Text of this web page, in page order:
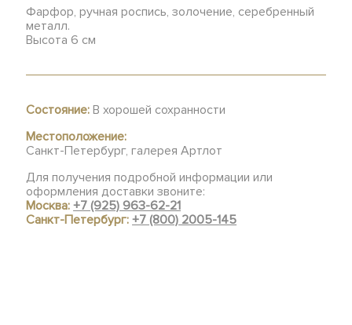
Фарфор, ручная роспись, золочение, серебренный
металл.
Высота 6 см
Состояние: В хорошей сохранности
Местоположение:
Санкт-Петербург, галерея Артлот
Для получения подробной информации или
оформления доставки звоните:
Москва:+7 (925) 963-62-21
Санкт-Петербург:+7 (800) 2005-145